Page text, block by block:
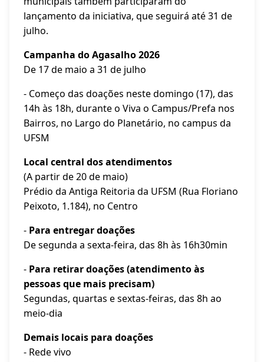
lançamento da iniciativa, que seguirá até 31 de
julho.
Campanha do Agasalho 2026
De 17 de maio a 31 de julho
- Começo das doações neste domingo (17), das
14h às 18h, durante o Viva o Campus/Prefa nos
Bairros, no Largo do Planetário, no campus da
UFSM
Local central dos atendimentos
(A partir de 20 de maio)
Prédio da Antiga Reitoria da UFSM (Rua Floriano
Peixoto, 1.184), no Centro
- Para entregar doações
De segunda a sexta-feira, das 8h às 16h30min
- Para retirar doações (atendimento às
pessoas que mais precisam)
Segundas, quartas e sextas-feiras, das 8h ao
meio-dia
Demais locais para doações
- Rede vivo